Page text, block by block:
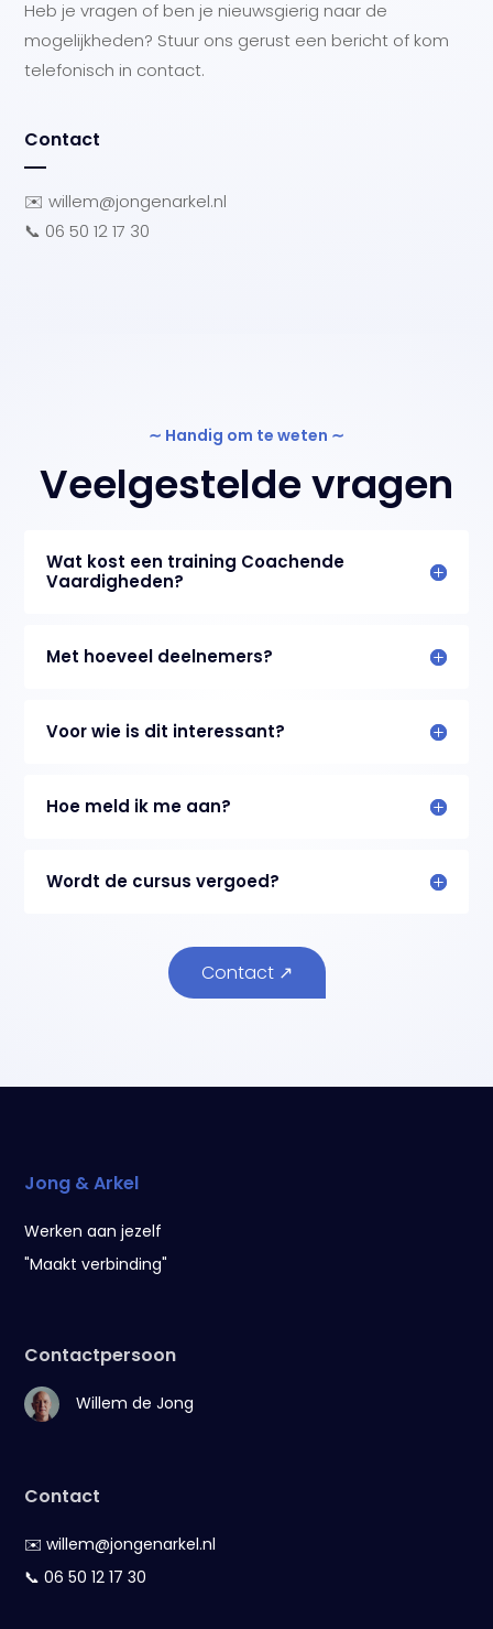
Heb je vragen of ben je nieuwsgierig naar de
mogelijkheden? Stuur ons gerust een bericht of kom
telefonisch in contact.
Contact
✉️willem@jongenarkel.nl
📞 06 50 12 17 30
∼ Handig om te weten ∼
Veelgestelde vragen
Wat kost een training Coachende
Vaardigheden?
Met hoeveel deelnemers?
Voor wie is dit interessant?
Hoe meld ik me aan?
Wordt de cursus vergoed?
Contact ↗
Jong & Arkel
Werken aan jezelf
"Maakt verbinding"
Contactpersoon
Willem de Jong
Contact
✉️willem@jongenarkel.nl
📞06 50 12 17 30